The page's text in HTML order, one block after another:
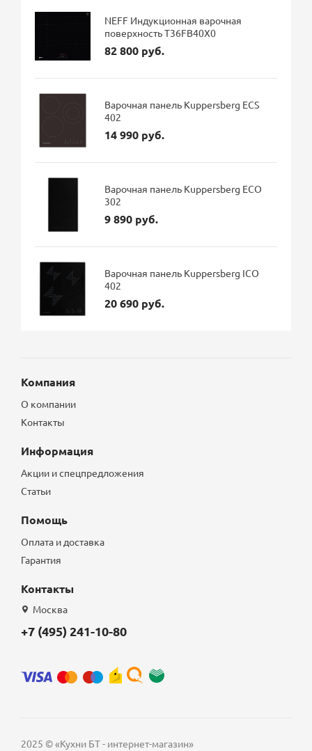
NEFF Индукционная варочная
поверхность T36FB40X0
82 800 руб.
Варочная панель Kuppersberg ECS
402
14 990 руб.
Варочная панель Kuppersberg ECO
302
9 890 руб.
Варочная панель Kuppersberg ICO
402
20 690 руб.
Компания
О компании
Контакты
Информация
Акции и спецпредложения
Статьи
Помощь
Оплата и доставка
Гарантия
Контакты
Москва
+7 (495) 241-10-80
2025 © «Кухни БТ - интернет-магазин»